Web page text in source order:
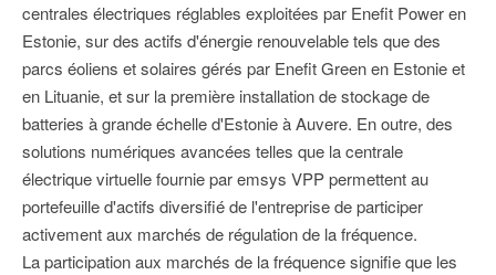
centrales électriques réglables exploitées par Enefit Power en
Estonie, sur des actifs d'énergie renouvelable tels que des
parcs éoliens et solaires gérés par Enefit Green en Estonie et
en Lituanie, et sur la première installation de stockage de
batteries à grande échelle d'Estonie à Auvere. En outre, des
solutions numériques avancées telles que la centrale
électrique virtuelle fournie par emsys VPP permettent au
portefeuille d'actifs diversifié de l'entreprise de participer
activement aux marchés de régulation de la fréquence.
La participation aux marchés de la fréquence signifie que les